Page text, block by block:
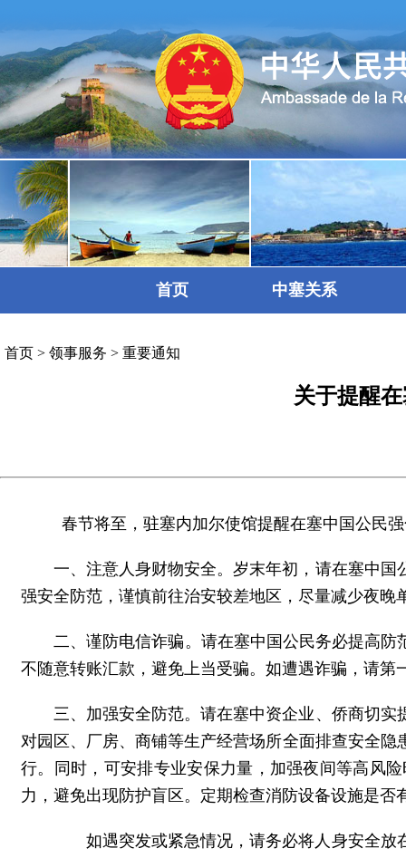
首页 中塞关系
首页 > 领事服务 > 重要通知
关于提醒
春节将至，驻塞内加尔使馆提醒在塞中国公民
一、注意人身财物安全。岁末年初，请在塞中
强安全防范，谨慎前往治安较差地区，尽量减少夜晚
二、谨防电信诈骗。请在塞中国公民务必提高
不随意转账汇款，避免上当受骗。如遭遇诈骗，请
三、加强安全防范。请在塞中资企业、侨商切
对园区、厂房、商铺等生产经营场所全面排查安全
行。同时，可安排专业安保力量，加强夜间等高风
力，避免出现防护盲区。定期检查消防设备设施是
如遇突发或紧急情况，请务必将人身安全放